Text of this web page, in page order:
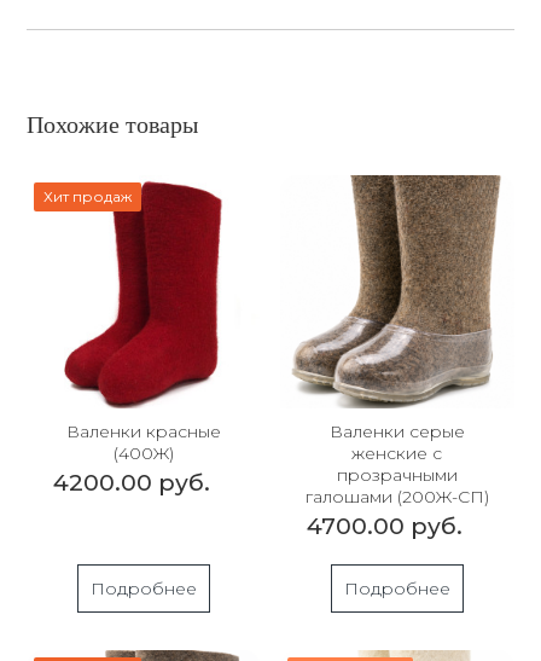
Похожие товары
Хит продаж
Валенки красные
(400Ж)
4200.00 руб.
Подробнее
Валенки серые
женские с
прозрачными
галошами (200Ж-СП)
4700.00 руб.
Подробнее